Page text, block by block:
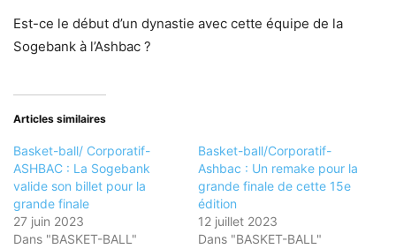
Est-ce le début d’un dynastie avec cette équipe de la
Sogebank à l’Ashbac ?
Articles similaires
Basket-ball/ Corporatif-
ASHBAC : La Sogebank
valide son billet pour la
grande finale
27 juin 2023
Dans "BASKET-BALL"
Basket-ball/Corporatif-
Ashbac : Un remake pour la
grande finale de cette 15e
édition
12 juillet 2023
Dans "BASKET-BALL"